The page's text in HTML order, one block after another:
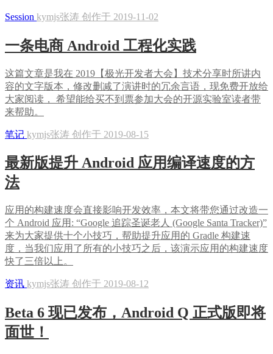
Session kymjs张涛 创作于 2019-11-02
一条电商 Android 工程化实践
这篇文章是我在 2019【极光开发者大会】技术分享时所讲内
容的文字版本，修改删减了演讲时的冗余言语，现免费开放给
大家阅读， 希望能给买不到票参加大会的开源实验室读者带
来帮助。
笔记 kymjs张涛 创作于 2019-08-15
最新版提升 Android 应用编译速度的方
法
应用的构建速度会直接影响开发效率，本文将带您通过改造一
个 Android 应用: “Google 追踪圣诞老人 (Google Santa Tracker)”
来为大家提供十个小技巧，帮助提升应用的 Gradle 构建速
度，当我们应用了所有的小技巧之后，该演示应用的构建速度
快了三倍以上。
资讯 kymjs张涛 创作于 2019-08-12
Beta 6 现已发布，Android Q 正式版即将
面世！